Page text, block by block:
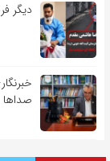
دیگر
صداها